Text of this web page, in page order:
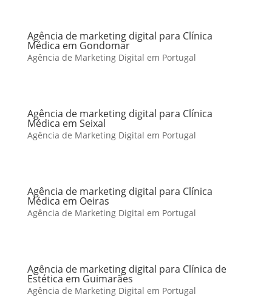
Agência de marketing digital para Clínica
Médica em Gondomar
Agência de Marketing Digital em Portugal
Agência de marketing digital para Clínica
Médica em Seixal
Agência de Marketing Digital em Portugal
Agência de marketing digital para Clínica
Médica em Oeiras
Agência de Marketing Digital em Portugal
Agência de marketing digital para Clínica de
Estética em Guimarães
Agência de Marketing Digital em Portugal